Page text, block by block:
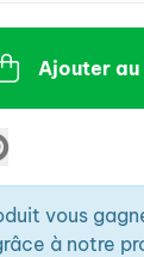
Ajouter
vous
à notre